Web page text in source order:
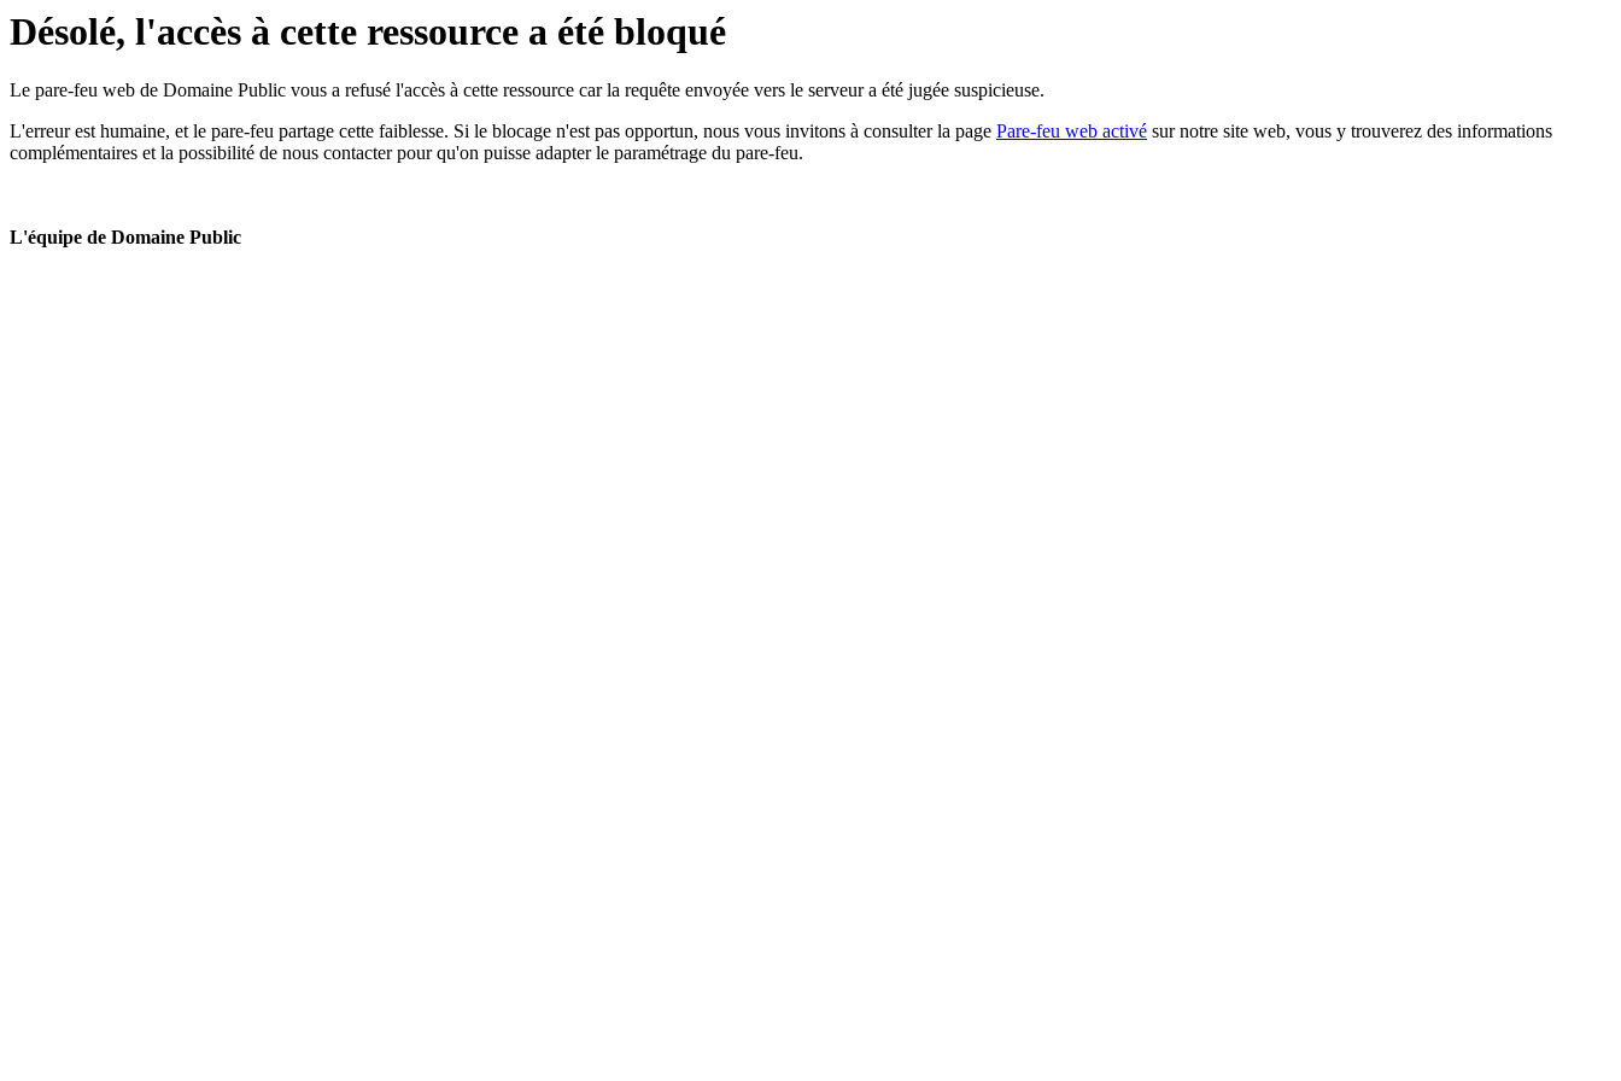
Désolé, l'accès à cette ressource a été bloqué
Le pare-feu web de Domaine Public vous a refusé l'accès à cette ressource car la requête envoyée vers le serveur a été jugée suspicieuse.
L'erreur est humaine, et le pare-feu partage cette faiblesse. Si le blocage n'est pas opportun, nous vous invitons à consulter la page Pare-feu web activé sur notre site web, vous y trouverez des informations
complémentaires et la possibilité de nous contacter pour qu'on puisse adapter le paramétrage du pare-feu.
L'équipe de Domaine Public